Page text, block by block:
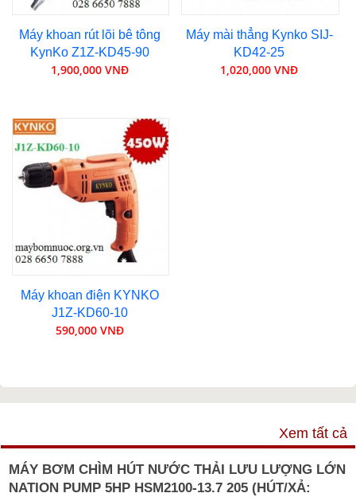
Máy khoan rút lõi bê tông
KynKo Z1Z-KD45-90
1,900,000 VNĐ
Máy mài thẳng Kynko SIJ-
KD42-25
1,020,000 VNĐ
Máy khoan điện KYNKO
J1Z-KD60-10
590,000 VNĐ
Xem tất cả
MÁY BƠM CHÌM HÚT NƯỚC THẢI LƯU LƯỢNG LỚN
NATION PUMP 5HP HSM2100-13.7 205 (HÚT/XẢ: